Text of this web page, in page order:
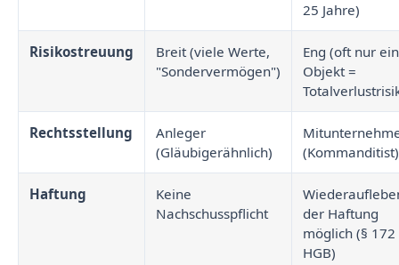
25 Jahre)
Risikostreuung
Breit (viele Werte,
"Sondervermögen")
Eng (oft nur ein
Objekt =
Rechtsstellung
Anleger
(Gläubigerähnlich)
(Kommanditist)
Haftung
Keine
Nachschusspflicht
der Haftung
möglich (§ 172
HGB)